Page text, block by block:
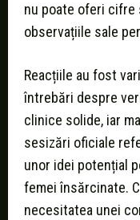
nu poate oferi
observațiile sale
Reacțiile au fost
întrebări despre
clinice solide, iar
sesizări oficiale
unor idei potențial
femei însărcinate.
necesitatea unei